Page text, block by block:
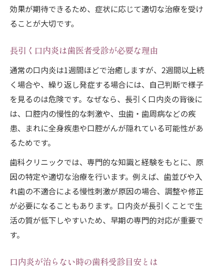
効果が期待できるため、症状に応じて適切な治療を受け
ることが大切です。
長引く口内炎は歯医者受診が必要な理由
通常の口内炎は1週間ほどで治癒しますが、2週間以上続
く場合や、繰り返し発症する場合には、自己判断で様子
を見るのは危険です。なぜなら、長引く口内炎の背後に
は、口腔内の慢性的な刺激や、虫歯・歯周病などの疾
患、まれに全身疾患や口腔がんが隠れている可能性があ
るためです。
歯科クリニックでは、専門的な知識と経験をもとに、原
因の特定や適切な治療を行います。例えば、歯並びや入
れ歯の不適合による慢性刺激が原因の場合、調整や修正
が必要になることもあります。口内炎が長引くことで生
活の質が低下しやすいため、早期の専門的対応が重要で
す。
口内炎が治らない時の歯科受診目安とは